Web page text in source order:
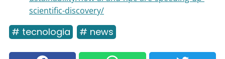
scientific-discovery/
# tecnologia # news